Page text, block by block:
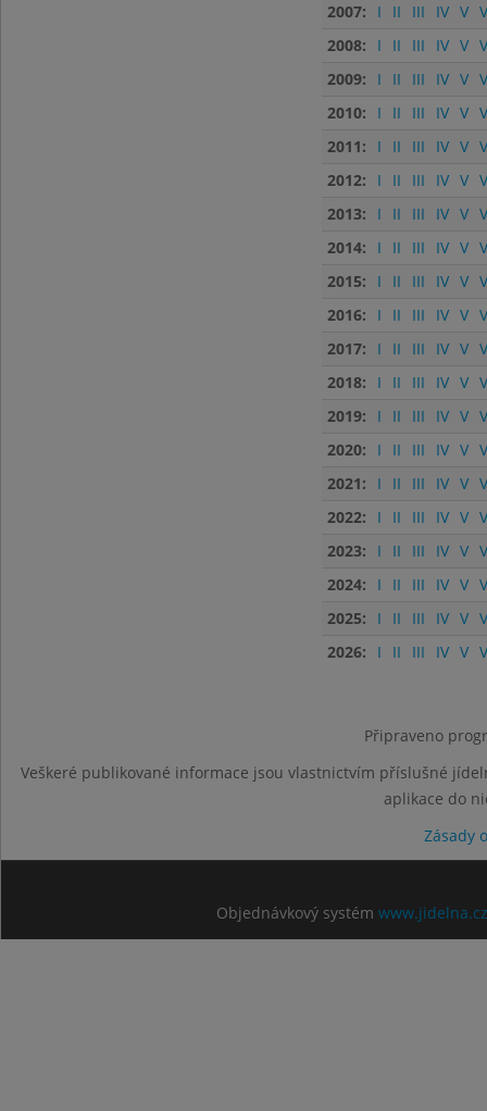
2007:
I II III IV V
2008:
I II III IV V
2009:
I II III IV V
2010:
I II III IV V
2011:
I II III IV V
2012:
I II III IV V
2013:
I II III IV V
2014:
I II III IV V
2015:
I II III IV V
2016:
I II III IV V
2017:
I II III IV V
2018:
I II III IV V
2019:
I II III IV V
2020:
I II III IV V
2021:
I II III IV V
2022:
I II III IV V
2023:
I II III IV V
2024:
I II III IV V
2025:
I II III IV V
2026:
I II III IV V
Připraveno
Veškeré publikované informace jsou vlastnictvím příslušné
aplikace do
Zásady
Objednávkový systém www.jidelna.cz